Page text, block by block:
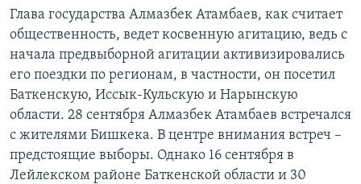
Глава государства Алмазбек Атамбаев, как считает
общественность, ведет косвенную агитацию, ведь с
начала предвыборной агитации активизировались
его поездки по регионам, в частности, он посетил
Баткенскую, Иссык-Кульскую и Нарынскую
области. 28 сентября Алмазбек Атамбаев встречался
с жителями Бишкека. В центре внимания встреч –
предстоящие выборы. Однако 16 сентября в
Лейлекском районе Баткенской области и 30